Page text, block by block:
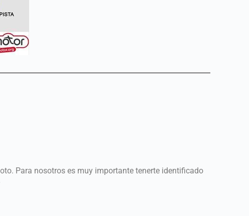
Para nosotros es muy importante tenerte identificado